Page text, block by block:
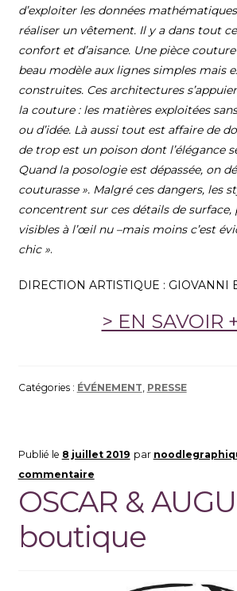
d’exploiter les données
réaliser un vêtement. Il y a dans tout
confort et d’aisance. Une pièce
beau modèle aux lignes simples mais
construites. Ces architectures
la couture : les matières exploitées
ou d’idée. Là aussi tout est affaire de
de trop est un poison dont l’élégance
Quand la posologie est dépassée, on
couturasse ». Malgré ces dangers, les
concentrent sur ces détails de surface,
visibles à l’œil nu –mais moins c’est
chic ».
DIRECTION ARTISTIQUE : GIOVANNI
> EN SAVOIR
Catégories : ÉVÉNEMENT, PRESSE
Publié le 8 juillet 2019 par
commentaire
OSCAR &
boutique